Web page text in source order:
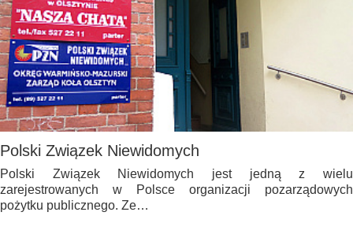
Polski Związek Niewidomych
Polski Związek Niewidomych jest jedną z wielu
zarejestrowanych w Polsce organizacji pozarządowych
pożytku publicznego. Ze…